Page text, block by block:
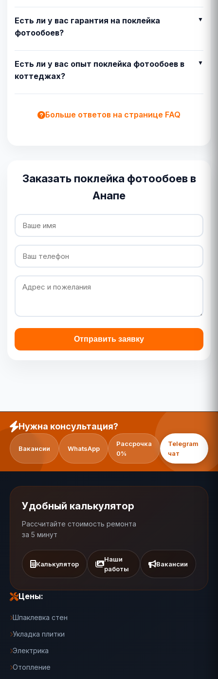
Есть ли у вас гарантия на поклейка
фотообоев?
Есть ли у вас опыт поклейка фотообоев в
коттеджах?
Больше ответов на странице FAQ
Заказать поклейка фотообоев в
Анапе
Отправить заявку
Нужна консультация?
Вакансии WhatsApp
Рассрочка
0%
Telegram
чат
Удобный калькулятор
Рассчитайте стоимость ремонта
за 5 минут
Калькулятор
Наши
работы
Вакансии
Цены:
Шпаклевка стен
Укладка плитки
Электрика
Отопление